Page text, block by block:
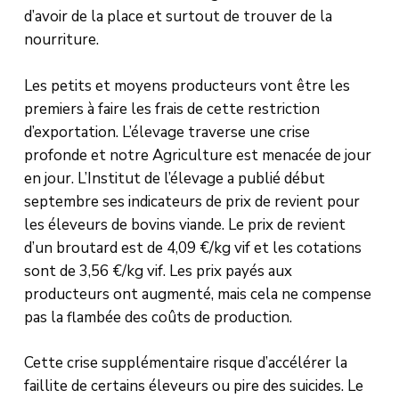
d’avoir de la place et surtout de trouver de la
nourriture.
Les petits et moyens producteurs vont être les
premiers à faire les frais de cette restriction
d’exportation. L’élevage traverse une crise
profonde et notre Agriculture est menacée de jour
en jour. L’Institut de l’élevage a publié début
septembre ses indicateurs de prix de revient pour
les éleveurs de bovins viande. Le prix de revient
d’un broutard est de 4,09 €/kg vif et les cotations
sont de 3,56 €/kg vif. Les prix payés aux
producteurs ont augmenté, mais cela ne compense
pas la flambée des coûts de production.
Cette crise supplémentaire risque d’accélérer la
faillite de certains éleveurs ou pire des suicides. Le